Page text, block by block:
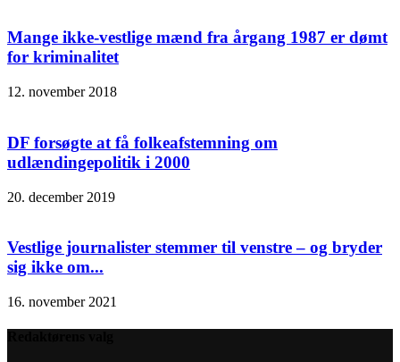
Mange ikke-vestlige mænd fra årgang 1987 er dømt
for kriminalitet
12. november 2018
DF forsøgte at få folkeafstemning om
udlændingepolitik i 2000
20. december 2019
Vestlige journalister stemmer til venstre – og bryder
sig ikke om...
16. november 2021